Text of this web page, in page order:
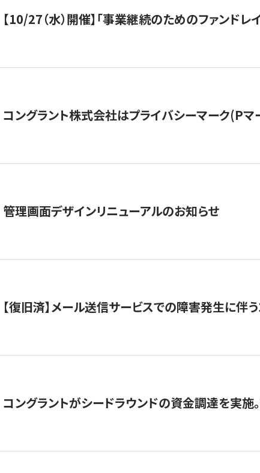
【10/27（水）開催】「事業継続のためのファンド
コングラント株式会社はプライバシーマーク(Pマ
管理画面デザインリニューアルのお知らせ
【復旧済】メール送信サービスでの障害発生に伴
コングラントがシードラウンドの資金調達を実施